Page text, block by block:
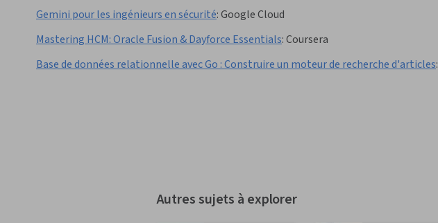
Gemini pour les ingénieurs en sécurité:Google Cloud
Mastering HCM: Oracle Fusion & Dayforce Essentials:Coursera
Base de données relationnelle avec Go : Construire un moteur de recherche d'articles:
Autres sujets à explorer